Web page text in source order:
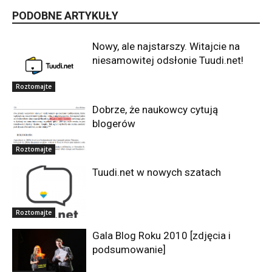
PODOBNE ARTYKUŁY
Roztomajte
Nowy, ale najstarszy. Witajcie na
niesamowitej odsłonie Tuudi.net!
Roztomajte
Dobrze, że naukowcy cytują
blogerów
Roztomajte
Tuudi.net w nowych szatach
Gala Blog Roku 2010 [zdjęcia i
podsumowanie]